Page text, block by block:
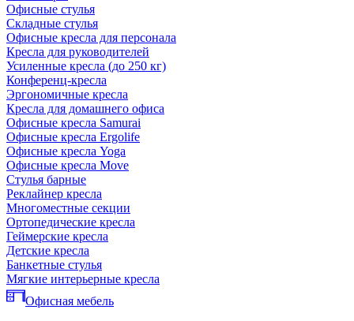
Офисные стулья
Складные стулья
Офисные кресла для персонала
Кресла для руководителей
Усиленные кресла (до 250 кг)
Конференц-кресла
Эргономичные кресла
Кресла для домашнего офиса
Офисные кресла Samurai
Офисные кресла Ergolife
Офисные кресла Yoga
Офисные кресла Move
Стулья барные
Реклайнер кресла
Многоместные секции
Ортопедические кресла
Геймерские кресла
Детские кресла
Банкетные стулья
Мягкие интерьерные кресла
Офисная мебель